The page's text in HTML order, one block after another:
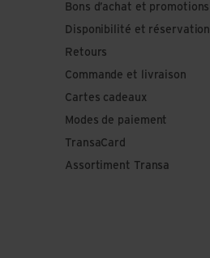
Bons d’achat et promotions
Disponibilité et réservation
Retours
Commande et livraison
Cartes cadeaux
Modes de paiement
TransaCard
Assortiment Transa